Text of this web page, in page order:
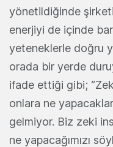
yönetildiğinde
enerjiyi de içinde
yeteneklerle doğru
orada bir yerde
ifade ettiği gibi;
onlara ne
gelmiyor. Biz zeki
ne yapacağımızı